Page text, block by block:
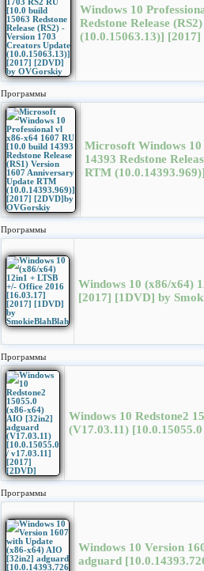
Windows 10
Redstone Release
(10.0.15063.13)]
Программы
Microsoft Windows
14393 Redstone
RTM
Программы
Windows 10 (x86/x64)
[2017] [1DVD] by
Программы
Windows 10 Redstone2
(V17.03.11)
Программы
Windows 10 Version
adguard